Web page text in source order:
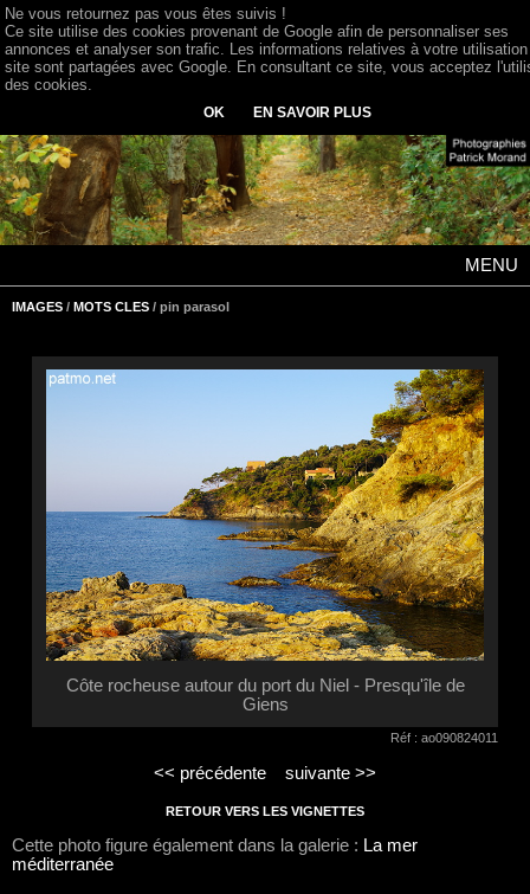
MENU
IMAGES / MOTS CLES / pin parasol
Côte rocheuse autour du port du Niel - Presqu'île de
Giens
Réf : ao090824011
<< précédente suivante >>
RETOUR VERS LES VIGNETTES
Cette photo figure également dans la galerie : La mer
méditerranée
Ne vous retournez pas vous êtes suivis !
Ce site utilise des cookies provenant de Google afin de personnaliser ses
annonces et analyser son trafic. Les informations relatives à votre
site sont partagées avec Google. En consultant ce site, vous acceptez
des cookies.
OK EN SAVOIR PLUS